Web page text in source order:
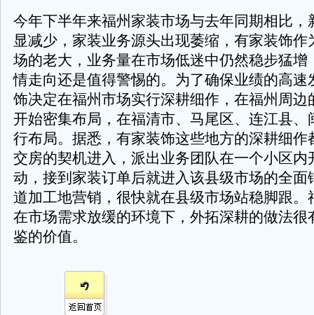
今年下半年来福州家装市场与去年同期相比，
显减少，家装业务源头出现萎缩，有家装饰作
场的老大，业务量在市场低迷中仍然稳步猛增
情走向还是值得警惕的。为了确保业绩的高速
饰决定在福州市场实行深耕细作，在福州周边
开始密集布局，在福清市、马尾区、连江县、
行布局。据悉，有家装饰这些地方的深耕细作
交房的契机进入，派出业务团队在一个小区内
动，接到家装订单后就进入该县级市场的全面
道加工地营销，很快就在县级市场站稳脚跟。
在市场需求放缓的环境下，外拓深耕的做法很
鉴的价值。